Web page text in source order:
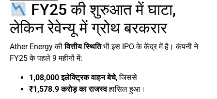
FY25 की शुरुआत में घाटा,
लेकिन रेवेन्यू में ग्रोथ बरकरार
Ather Energy कीवित्तीय स्थितिभी इस IPO के केंद्र में है। कंपनी ने
FY25 के पहले 9 महीनों में:
1,08,000 इलेक्ट्रिक वाहन बेचे, जिससे
₹1,578.9 करोड़ का राजस्वहासिल हुआ।